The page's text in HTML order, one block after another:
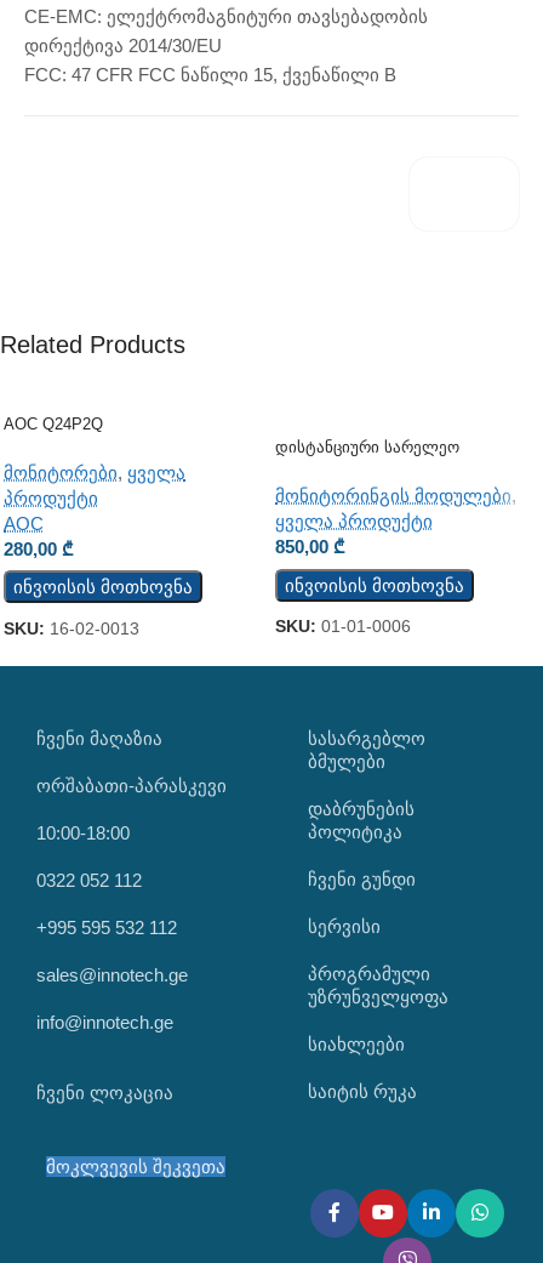
CE-EMC: ელექტრომაგნიტური თავსებადობის
დირექტივა 2014/30/EU
FCC: 47 CFR FCC ნაწილი 15, ქვენაწილი B
Related Products
AOC Q24P2Q
მონიტორები, ყველა
პროდუქტი
AOC
280,00 ₾
ინვოისის მოთხოვნა
SKU: 16-02-0013
Დისტანციური Სარელეო
RR
მონიტორინგის მოდულები,
ყველა პროდუქტი
850,00 ₾
ინვოისის მოთხოვნა
SKU: 01-01-0006
ᲩᲕᲔᲜᲘ ᲛᲐᲦᲐᲖᲘᲐ
ორშაბათი-პარასკევი
10:00-18:00
0322 052 112
+995 595 532 112
sales@innotech.ge
info@innotech.ge
ჩვენი ლოკაცია
ᲡᲐᲡᲐᲠᲒᲔᲑᲚᲝ
ᲑᲛᲣᲚᲔᲑᲘ
დაბრუნების
პოლიტიკა
ჩვენი გუნდი
სერვისი
პროგრამული
უზრუნველყოფა
სიახლეები
საიტის რუკა
მოკლვევის შეკვეთა